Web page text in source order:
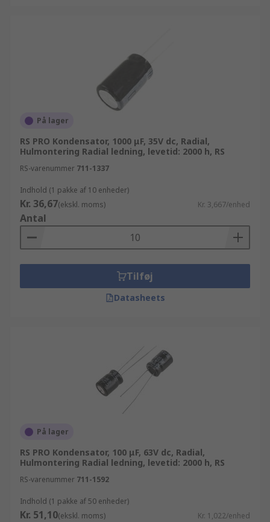
På lager
RS PRO Kondensator, 1000 μF, 35V dc, Radial,
Hulmontering Radial ledning, levetid: 2000 h, RS
RS-varenummer 711-1337
Indhold (1 pakke af 10 enheder)
Kr. 36,67(ekskl. moms) Kr. 3,667/enhed
Antal
Tilføj
Datasheets
På lager
RS PRO Kondensator, 100 μF, 63V dc, Radial,
Hulmontering Radial ledning, levetid: 2000 h, RS
RS-varenummer 711-1592
Indhold (1 pakke af 50 enheder)
Kr. 51,10(ekskl. moms) Kr. 1,022/enhed